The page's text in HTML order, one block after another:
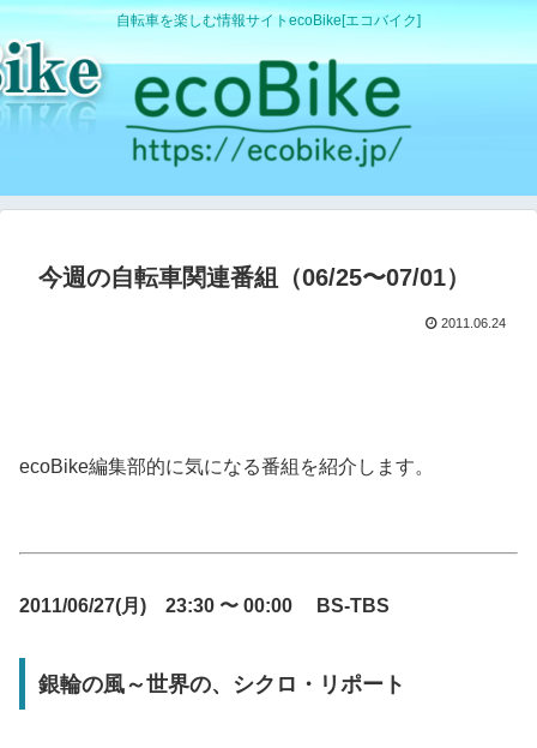
自転車を楽しむ情報サイトecoBike[エコバイク]
今週の自転車関連番組（06/25〜07/01）
2011.06.24
ecoBike編集部的に気になる番組を紹介します。
2011/06/27(月) 23:30 〜 00:00 BS-TBS
銀輪の風～世界の、シクロ・リポート